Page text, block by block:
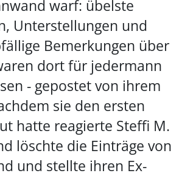
warf: übelste
Unterstellungen und
Bemerkungen über
dort für jedermann
- gepostet von ihrem
sie den ersten
hatte reagierte Steffi M.
löschte die Einträge von
und stellte ihren Ex-